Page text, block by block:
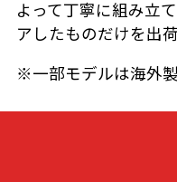
よって丁寧に組み立
アしたものだけを出荷
※一部モデルは海外製